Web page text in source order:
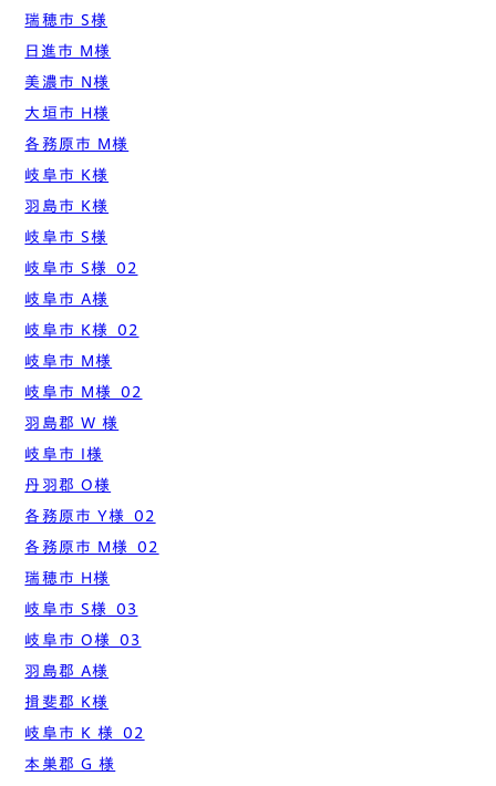
瑞穂市 S様
日進市 M様
美濃市 N様
大垣市 H様
各務原市 M様
岐阜市 K様
羽島市 K様
岐阜市 S様
岐阜市 S様_02
岐阜市 A様
岐阜市 K様_02
岐阜市 M様
岐阜市 M様_02
羽島郡 W 様
岐阜市 I様
丹羽郡 O様
各務原市 Y様_02
各務原市 M様_02
瑞穂市 H様
岐阜市 S様_03
岐阜市 O様_03
羽島郡 A様
揖斐郡 K様
岐阜市 K 様_02
本巣郡 G 様